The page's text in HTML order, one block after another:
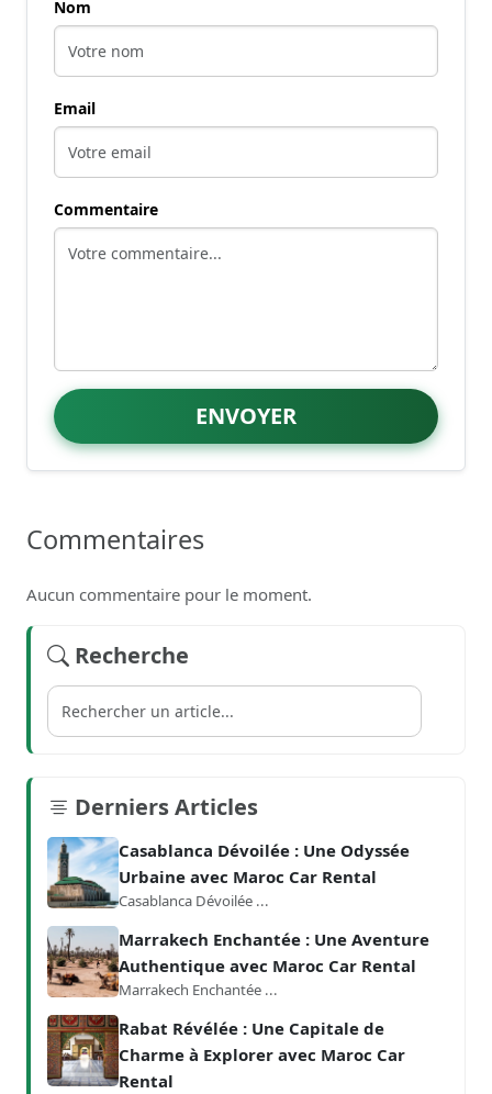
Nom
Email
Commentaire
ENVOYER
Commentaires
Aucun commentaire pour le moment.
Recherche
Derniers Articles
Casablanca Dévoilée : Une Odyssée
Urbaine avec Maroc Car Rental
Casablanca Dévoilée ...
Marrakech Enchantée : Une Aventure
Authentique avec Maroc Car Rental
Marrakech Enchantée ...
Rabat Révélée : Une Capitale de
Charme à Explorer avec Maroc Car
Rental